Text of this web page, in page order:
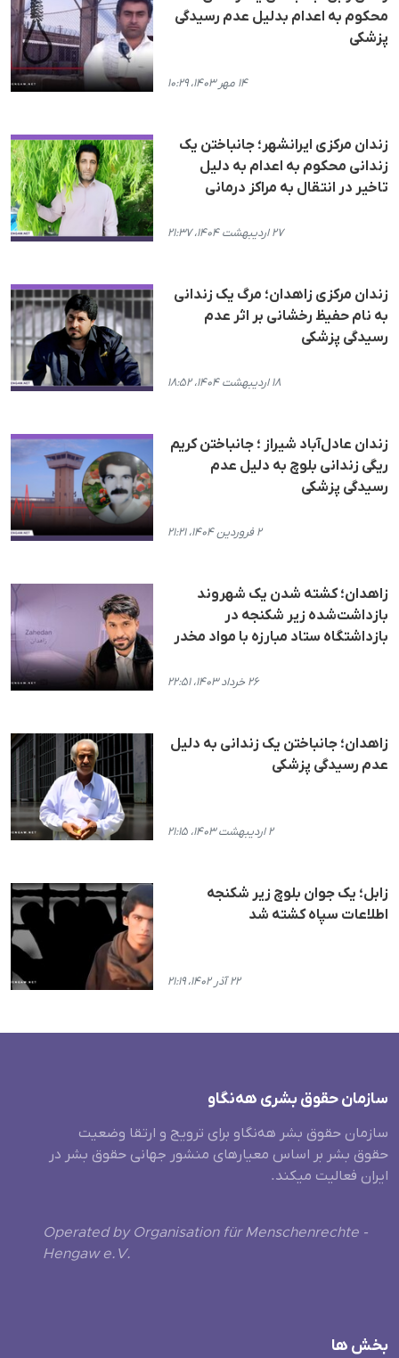
محکوم به اعدام بدلیل عدم رسیدگی
پزشکی
۱۴ مهر ۱۴۰۳، ۱۰:۲۹
زندان مرکزی ایرانشهر؛ جانباختن یک
زندانی محکوم به اعدام به دلیل
تاخیر در انتقال به مراکز درمانی
۲۷ اردیبهشت ۱۴۰۴، ۲۱:۳۷
زندان مرکزی زاهدان؛ مرگ یک زندانی
به نام حفیظ رخشانی بر اثر عدم
رسیدگی پزشکی
۱۸ اردیبهشت ۱۴۰۴، ۱۸:۵۲
زندان عادل‌آباد شیراز ؛ جانباختن کریم
ریگی زندانی بلوچ به دلیل عدم
رسیدگی پزشکی
۲ فروردین ۱۴۰۴، ۲۱:۲۱
زاهدان؛ کشته شدن یک شهروند
بازداشت‌شده زیر شکنجه در
بازداشتگاه ستاد مبارزه با مواد مخدر
۲۶ خرداد ۱۴۰۳، ۲۲:۵۱
زاهدان؛ جانباختن یک زندانی به دلیل
عدم رسیدگی پزشکی
۲ اردیبهشت ۱۴۰۳، ۲۱:۱۵
زابل؛ یک جوان بلوچ زیر شکنجه
اطلاعات سپاه کشته شد
۲۲ آذر ۱۴۰۲، ۲۱:۱۹
سازمان حقوق بشری هەنگاو
سازمان حقوق بشر هه‌نگاو برای ترویج و ارتقا وضعیت
حقوق بشر بر اساس معیارهای منشور جهانی حقوق بشر در
ایران فعالیت میکند.
Operated by Organisation für Menschenrechte -
Hengaw e.V.
بخش ها